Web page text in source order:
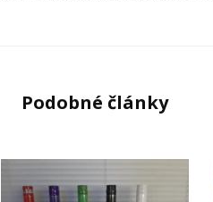
Podobné články